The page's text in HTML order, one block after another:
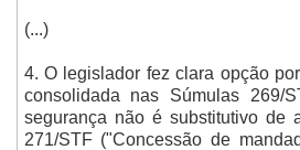
(...)
4. O legislador fez clara opção
consolidada nas Súmulas 269/
segurança não é substitutivo de
271/STF ("Concessão de